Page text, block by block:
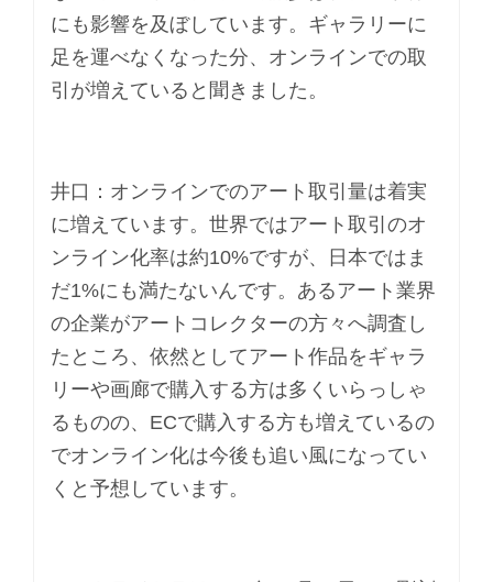
にも影響を及ぼしています。ギャラリーに
足を運べなくなった分、オンラインでの取
引が増えていると聞きました。
井口：オンラインでのアート取引量は着実
に増えています。世界ではアート取引のオ
ンライン化率は約10%ですが、日本ではま
だ1%にも満たないんです。あるアート業界
の企業がアートコレクターの方々へ調査し
たところ、依然としてアート作品をギャラ
リーや画廊で購入する方は多くいらっしゃ
るものの、ECで購入する方も増えているの
でオンライン化は今後も追い風になってい
くと予想しています。